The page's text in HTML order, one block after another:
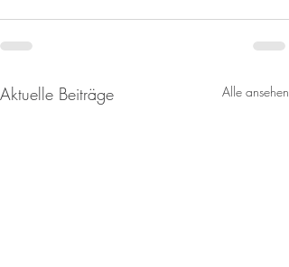
Aktuelle Beiträge Alle ansehen